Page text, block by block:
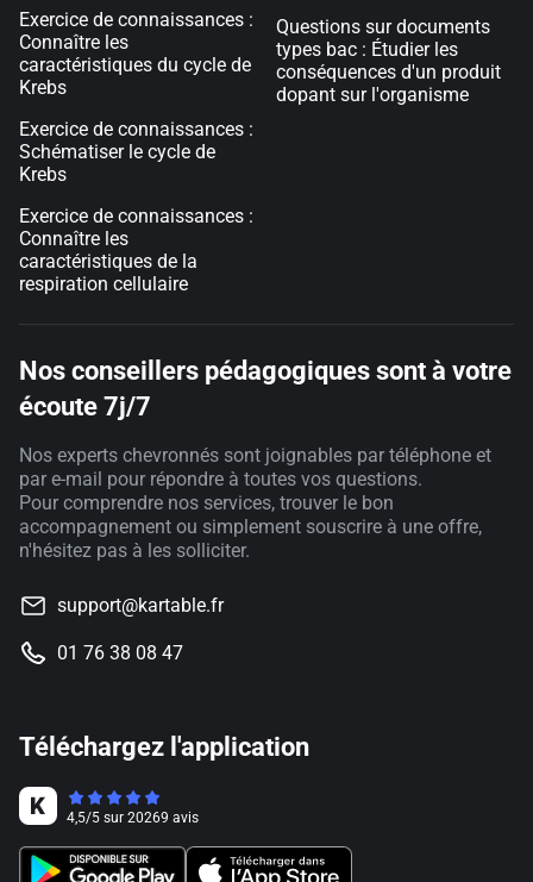
Exercice de connaissances :
Connaître les
caractéristiques du cycle de
Krebs
Exercice de connaissances :
Schématiser le cycle de
Krebs
Exercice de connaissances :
Connaître les
caractéristiques de la
respiration cellulaire
Questions sur documents
types bac : Étudier les
conséquences d'un produit
dopant sur l'organisme
Nos conseillers pédagogiques sont à votre
écoute 7j/7
Nos experts chevronnés sont joignables par téléphone et
par e-mail pour répondre à toutes vos questions.
Pour comprendre nos services, trouver le bon
accompagnement ou simplement souscrire à une offre,
n'hésitez pas à les solliciter.
support@kartable.fr
01 76 38 08 47
Téléchargez l'application
4,5/5 sur 20269 avis